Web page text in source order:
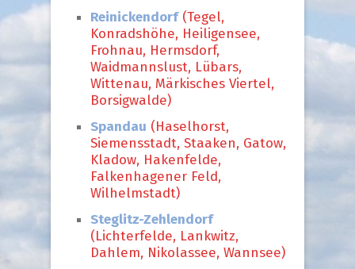
Reinickendorf(Tegel,
Konradshöhe, Heiligensee,
Frohnau, Hermsdorf,
Waidmannslust, Lübars,
Wittenau, Märkisches Viertel,
Borsigwalde)
Spandau (Haselhorst,
Siemensstadt, Staaken, Gatow,
Kladow, Hakenfelde,
Falkenhagener Feld,
Wilhelmstadt)
Steglitz-Zehlendorf
(Lichterfelde, Lankwitz,
Dahlem, Nikolassee, Wannsee)